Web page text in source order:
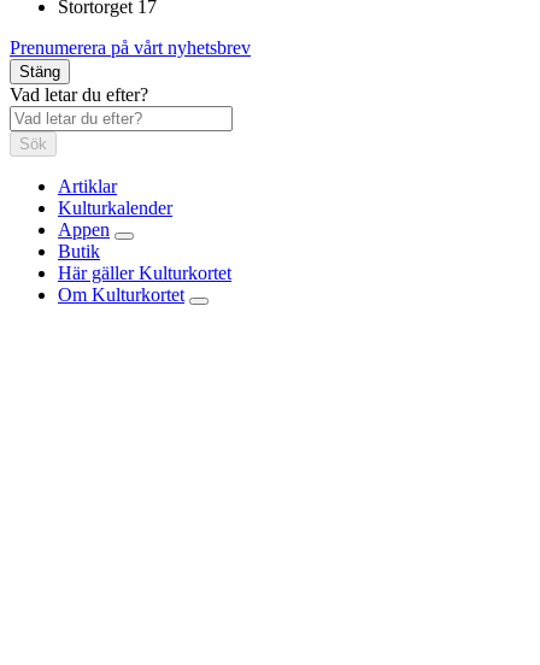
Stortorget 17
Prenumerera på vårt nyhetsbrev
Stäng
Vad letar du efter?
Sök
Artiklar
Kulturkalender
Appen
Butik
Här gäller Kulturkortet
Om Kulturkortet